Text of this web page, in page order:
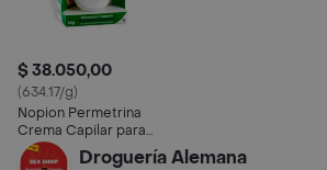
$ 38.050,00
(634.17/g)
Nopion Permetrina
Crema Capilar para
Piojos Plus (1 %)Droguería Alemana